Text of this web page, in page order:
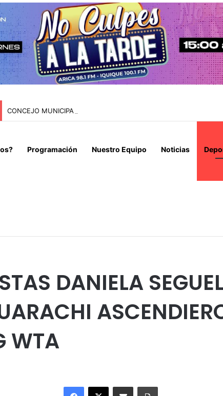
CONCEJO MUNICIPAL APRUEBA PROYECTO PARA MEJORAR EL
Programación Nuestro Equipo Noticias
DANIELA
WTA
Facebook
X Enviar vía email Imprimir